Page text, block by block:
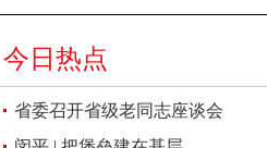
今日热点
省委召开省级老同志座谈会